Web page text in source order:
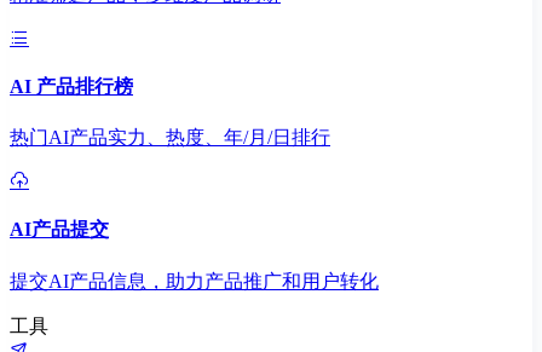
AI 产品排行榜
热门AI产品实力、热度、年/月/日排行
AI产品提交
提交AI产品信息，助力产品推广和用户转化
工具